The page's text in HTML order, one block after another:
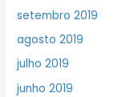
setembro 2019
agosto 2019
julho 2019
junho 2019